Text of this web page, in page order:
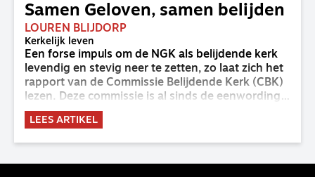
Samen Geloven, samen belijden
LOUREN BLIJDORP
Kerkelijk leven
Een forse impuls om de NGK als belijdende kerk
levendig en stevig neer te zetten, zo laat zich het
rapport van de Commissie Belijdende Kerk (CBK)
lezen. Deze commissie is al sinds de eenwording
van de GKv en NGK actief en kreeg van de
synode van Deventer in 2023 de opdracht om
belijdenis en bij te dragen aan de verlevendiging
LEES ARTIKEL